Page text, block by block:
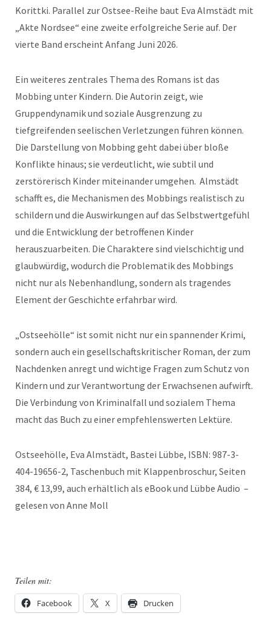
Korittki. Parallel zur Ostsee-Reihe baut Eva Almstädt mit
„Akte Nordsee“ eine zweite erfolgreiche Serie auf. Der
vierte Band erscheint Anfang Juni 2026.
Ein weiteres zentrales Thema des Romans ist das
Mobbing unter Kindern. Die Autorin zeigt, wie
Gruppendynamik und soziale Ausgrenzung zu
tiefgreifenden seelischen Verletzungen führen können.
Die Darstellung von Mobbing geht dabei über bloße
Konflikte hinaus; sie verdeutlicht, wie subtil und
zerstörerisch Kinder miteinander umgehen. Almstädt
schafft es, die Mechanismen des Mobbings realistisch zu
schildern und die Auswirkungen auf das Selbstwertgefühl
und die Entwicklung der betroffenen Kinder
herauszuarbeiten. Die Charaktere sind vielschichtig und
glaubwürdig, wodurch die Problematik des Mobbings
nicht nur als Nebenhandlung, sondern als tragendes
Element der Geschichte erfahrbar wird.
„Ostseehölle“ ist somit nicht nur ein spannender Krimi,
sondern auch ein gesellschaftskritischer Roman, der zum
Nachdenken anregt und wichtige Fragen zum Schutz von
Kindern und zur Verantwortung der Erwachsenen aufwirft.
Die Verbindung von Kriminalfall und sozialem Thema
macht das Buch zu einer empfehlenswerten Lektüre.
Ostseehölle, Eva Almstädt, Bastei Lübbe, ISBN: 987-3-
404-19656-2, Taschenbuch mit Klappenbroschur, Seiten
384, € 13,99, auch erhältlich als eBook und Lübbe Audio –
gelesen von Anne Moll
Teilen mit:
Facebook X Drucken